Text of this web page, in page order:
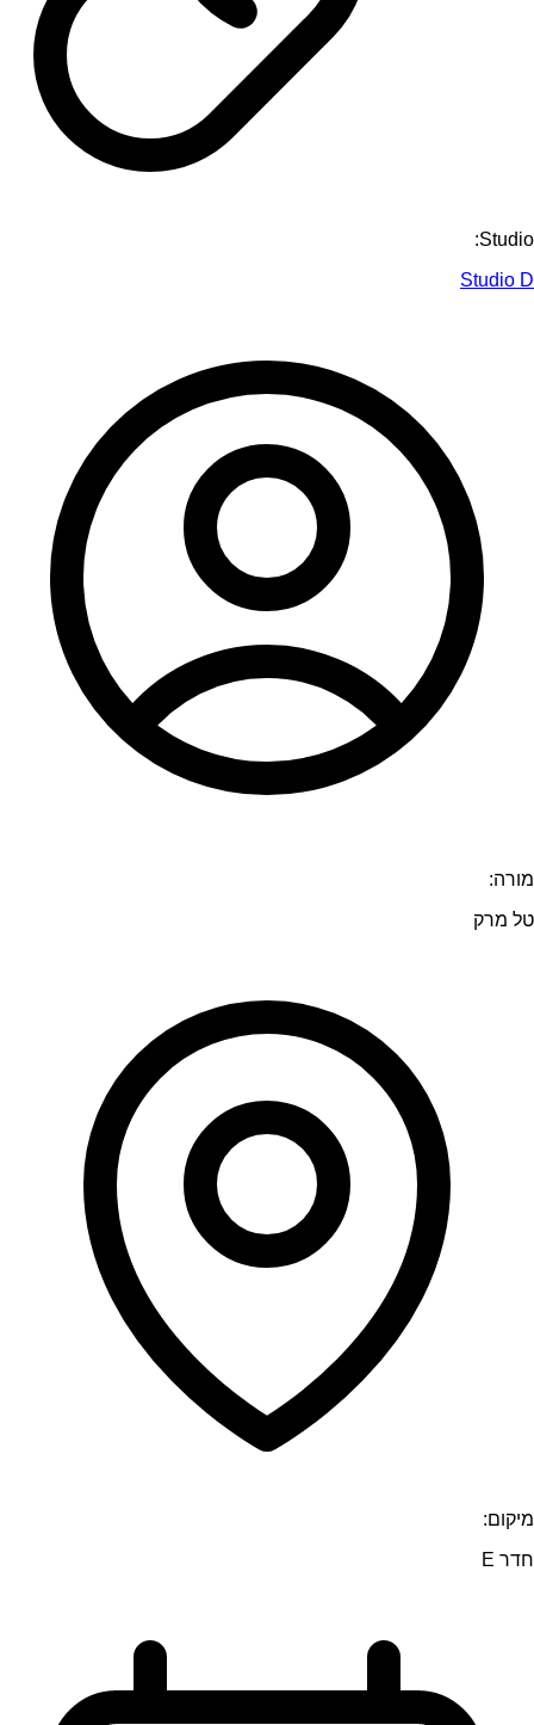
Studio:
Studio D
מורה:
טל מרק
מיקום:
חדר E